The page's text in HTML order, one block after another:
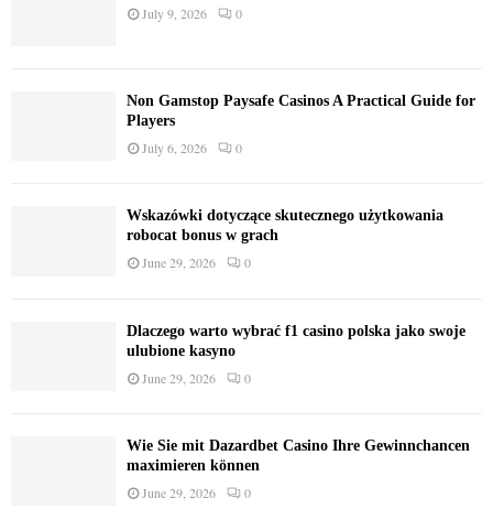
July 9, 2026 0
Non Gamstop Paysafe Casinos A Practical Guide for
Players
July 6, 2026 0
Wskazówki dotyczące skutecznego użytkowania
robocat bonus w grach
June 29, 2026 0
Dlaczego warto wybrać f1 casino polska jako swoje
ulubione kasyno
June 29, 2026 0
Wie Sie mit Dazardbet Casino Ihre Gewinnchancen
maximieren können
June 29, 2026 0